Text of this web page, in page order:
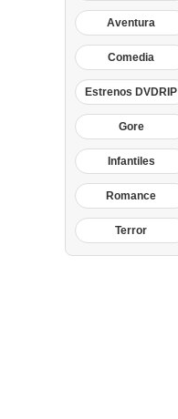
Aventura
Comedia
Estrenos DVDRIP
Gore
Infantiles
Romance
Terror